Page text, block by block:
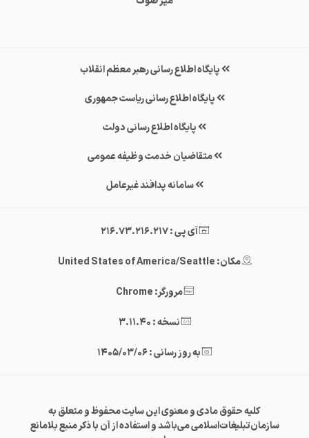
پایگاه اطلاع رسانی رهبر معظم انقلاب
پایگاه اطلاع رسانی ریاست جمهوری
پایگاه اطلاع رسانی دولت
متقاضیان خدمت وظیفه عمومی
سامانه پدافند غیرعامل
آی پی : 216.73.216.217
مکان: United States of America/Seattle
مرورگر: Chrome
نسخه : 3.11.40
به روز رسانی : 1405/03/06
کلیه حقوق مادی و معنوی این سایت محفوظ و متعلق به
سازمان‌تبلیغات‌اسلامی می‌باشد و استفاده از آن با ذکر منبع بلامانع